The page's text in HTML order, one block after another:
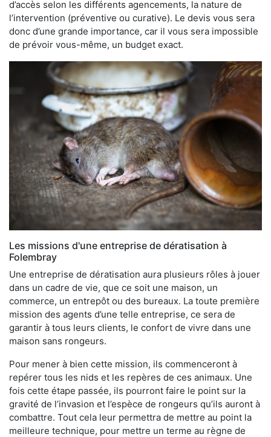
d’accès selon les différents agencements, la nature de
l’intervention (préventive ou curative). Le devis vous sera
donc d’une grande importance, car il vous sera impossible
de prévoir vous-même, un budget exact.
Les missions d'une entreprise de dératisation à
Folembray
Une entreprise de dératisation aura plusieurs rôles à jouer
dans un cadre de vie, que ce soit une maison, un
commerce, un entrepôt ou des bureaux. La toute première
mission des agents d’une telle entreprise, ce sera de
garantir à tous leurs clients, le confort de vivre dans une
maison sans rongeurs.
Pour mener à bien cette mission, ils commenceront à
repérer tous les nids et les repères de ces animaux. Une
fois cette étape passée, ils pourront faire le point sur la
gravité de l’invasion et l’espèce de rongeurs qu’ils auront à
combattre. Tout cela leur permettra de mettre au point la
meilleure technique, pour mettre un terme au règne de